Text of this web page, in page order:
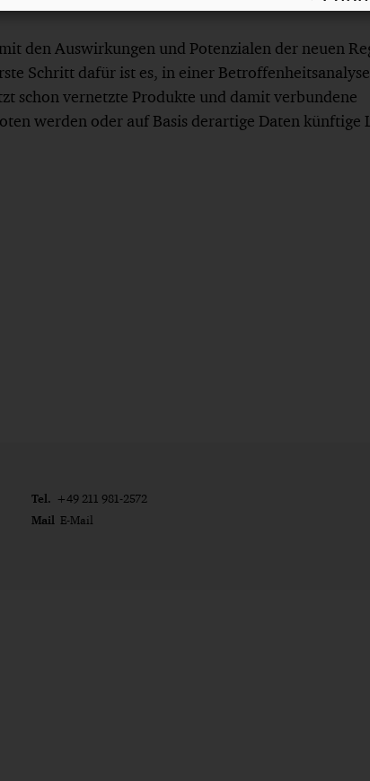
den Auswirkungen und Potenzialen der neuen
Schritt dafür ist es, in einer
schon vernetzte Produkte und damit verbundene
werden oder auf Basis derartige Daten künftige
Tel. +49 211 981-2572
Mail E-Mail